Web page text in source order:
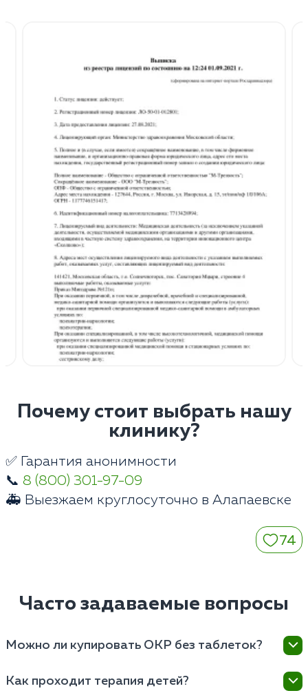
Почему стоит выбрать нашу
клинику?
✅ Гарантия анонимности
📞 8 (800) 301-97-09
🚑 Выезжаем круглосуточно в Алапаевске
74
Часто задаваемые вопросы
Можно ли купировать ОКР без таблеток?
нейромедиаторного обмена мозга изолированная
Как проходит терапия детей?